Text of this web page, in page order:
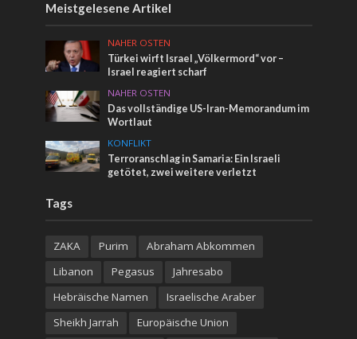
Meistgelesene Artikel
NAHER OSTEN
Türkei wirft Israel „Völkermord“ vor –
Israel reagiert scharf
NAHER OSTEN
Das vollständige US-Iran-Memorandum im
Wortlaut
KONFLIKT
Terroranschlag in Samaria: Ein Israeli
getötet, zwei weitere verletzt
Tags
ZAKA Purim
Abraham Abkommen
Libanon
Pegasus
Jahresabo
Hebräische Namen
Israelische Araber
Sheikh Jarrah
Europäische Union